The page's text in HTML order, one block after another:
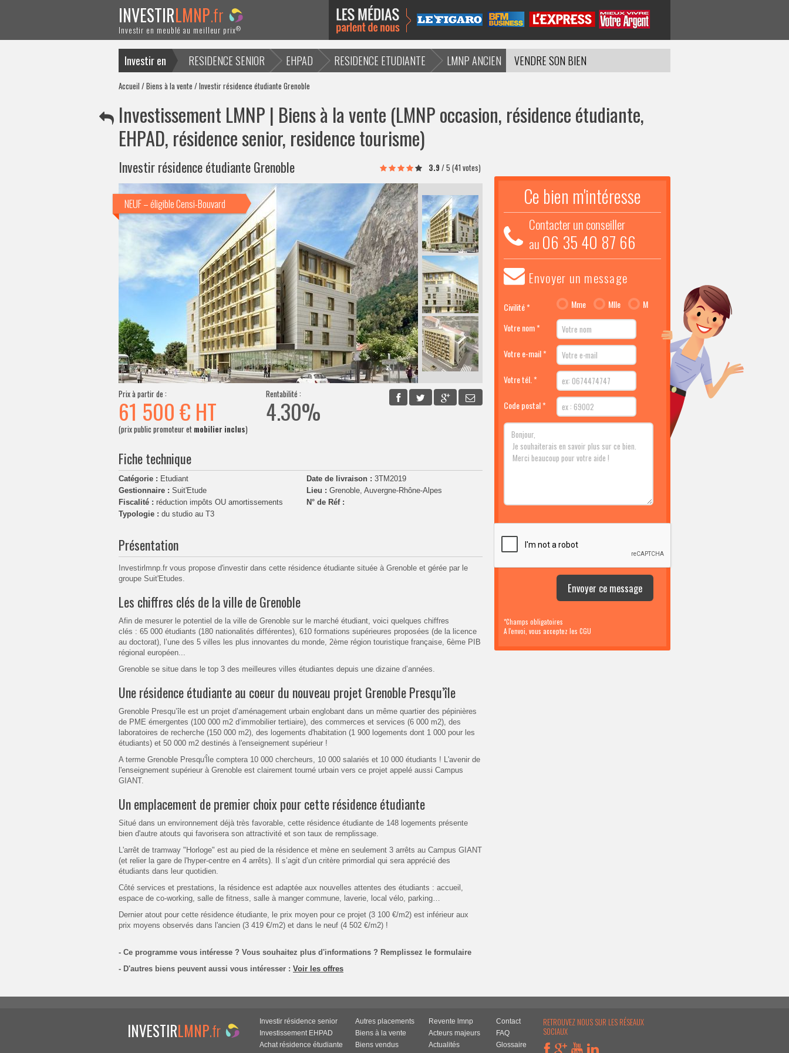
INVESTIRLMNP.fr
Investir en meublé au meilleur prix®
Investir en RESIDENCE SENIOR EHPAD RESIDENCE ETUDIANTE LMNP ANCIEN
VENDRE SON BIEN
ACTUALITES
Accueil /Biens à la vente / Investir résidence étudiante Grenoble
Investissement LMNP | Biens à la vente (LMNP occasion, résidence étudiante,
EHPAD, résidence senior, residence tourisme)
Investir résidence étudiante Grenoble 3.9 /5 (41 votes)
NEUF – éligible Censi-Bouvard
Prix à partir de :
61 500 € HT
(prix public promoteur et mobilier inclus)
Rentabilité :
4.30%
Fiche technique
Catégorie : Etudiant
Gestionnaire : Suit'Etude
Fiscalité : réduction impôts OU amortissements
Typologie : du studio au T3
Date de livraison : 3TM2019
Lieu : Grenoble, Auvergne-Rhône-Alpes
N° de Réf :
Présentation
Investirlmnp.fr vous propose d'investir dans cette résidence étudiante située à Grenoble et gérée par le
groupe Suit'Etudes.
Les chiffres clés de la ville de Grenoble
Afin de mesurer le potentiel de la ville de Grenoble sur le marché étudiant, voici quelques chiffres
clés : 65 000 étudiants (180 nationalités différentes), 610 formations supérieures proposées (de la licence
au doctorat), l’une des 5 villes les plus innovantes du monde, 2ème région touristique française, 6ème PIB
régional européen...
Grenoble se situe dans le top 3 des meilleures villes étudiantes depuis une dizaine d’années.
Une résidence étudiante au coeur du nouveau projet Grenoble Presqu’île
Grenoble Presqu’île est un projet d’aménagement urbain englobant dans un même quartier des pépinières
de PME émergentes (100 000 m2 d’immobilier tertiaire), des commerces et services (6 000 m2), des
laboratoires de recherche (150 000 m2), des logements d'habitation (1 900 logements dont 1 000 pour les
étudiants) et 50 000 m2 destinés à l'enseignement supérieur !
A terme Grenoble Presqu'Île comptera 10 000 chercheurs, 10 000 salariés et 10 000 étudiants ! L'avenir de
l'enseignement supérieur à Grenoble est clairement tourné urbain vers ce projet appelé aussi Campus
GIANT.
Un emplacement de premier choix pour cette résidence étudiante
Situé dans un environnement déjà très favorable, cette résidence étudiante de 148 logements présente
bien d'autre atouts qui favorisera son attractivité et son taux de remplissage.
L'arrêt de tramway "Horloge" est au pied de la résidence et mène en seulement 3 arrêts au Campus GIANT
(et relier la gare de l'hyper-centre en 4 arrêts). Il s’agit d’un critère primordial qui sera apprécié des
étudiants dans leur quotidien.
Côté services et prestations, la résidence est adaptée aux nouvelles attentes des étudiants : accueil,
espace de co-working, salle de fitness, salle à manger commune, laverie, local vélo, parking…
Dernier atout pour cette résidence étudiante, le prix moyen pour ce projet (3 100 €/m2) est inférieur aux
prix moyens observés dans l'ancien (3 419 €/m2) et dans le neuf (4 502 €/m2) !
- Ce programme vous intéresse ? Vous souhaitez plus d'informations ? Remplissez le formulaire
- D'autres biens peuvent aussi vous intéresser : Voir les offres
Ce bien m'intéresse
Contacter un conseiller
au 06 35 40 87 66
Envoyer un message
Civilité * Mme Mlle
M
Votre nom *
Votre e-mail *
Votre tél. *
Code postal *
*Champs obligatoires
A l'envoi, vous acceptez les CGU
INVESTIRLMNP.fr
Investir résidence senior
Investissement EHPAD
Achat résidence étudiante
Autres placements
Biens à la vente
Biens vendus
Revente lmnp
Acteurs majeurs
Actualités
Contact
FAQ
Glossaire
RETROUVEZ NOUS SUR LES RÉSEAUX
SOCIAUX